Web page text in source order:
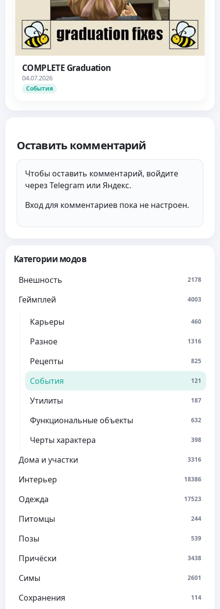
Категории модов
Внешность 2178
Геймплей 4003
Карьеры 460
Разное 1316
Рецепты 825
События 121
Утилиты 187
Функциональные объекты 632
Черты характера 398
Дома и участки 3316
Интерьер 18386
Одежда 17523
Питомцы 244
Позы 539
Причёски 3438
Симы 2601
Сохранения 114
COMPLETE Graduation
04.07.2026
События
Оставить комментарий
Чтобы оставить комментарий, войдите
через Telegram или Яндекс.
Вход для комментариев пока не настроен.